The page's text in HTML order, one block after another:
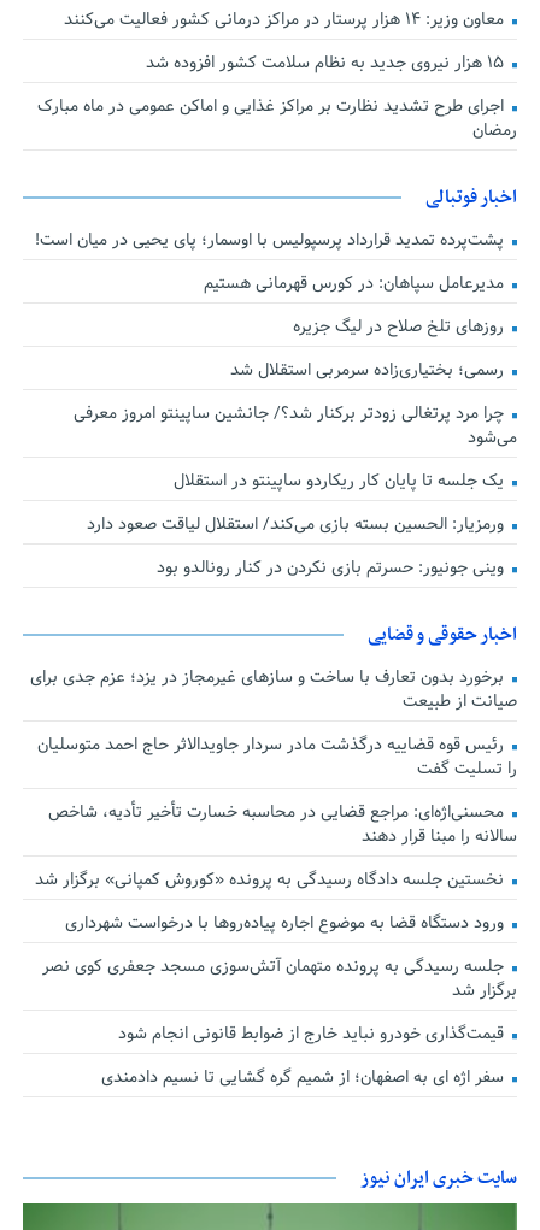
معاون وزیر: ۱۴ هزار پرستار در مراکز درمانی کشور فعالیت می‌کنند
۱۵ هزار نیروی جدید به نظام سلامت کشور افزوده شد
اجرای طرح تشدید نظارت بر مراکز غذایی و اماکن عمومی در ماه مبارک
رمضان
اخبار فوتبالی
پشت‌پرده تمدید قرارداد پرسپولیس با اوسمار؛ پای یحیی در میان است!
مدیرعامل سپاهان: در کورس قهرمانی هستیم
روزهای تلخ صلاح در لیگ جزیره
رسمی؛ بختیاری‌زاده سرمربی استقلال شد
چرا مرد پرتغالی زودتر برکنار شد؟/ جانشین ساپینتو امروز معرفی
می‌شود
یک جلسه تا پایان کار ریکاردو ساپینتو در استقلال
ورمزیار: الحسین بسته بازی می‌کند/ استقلال لیاقت صعود دارد
وینی جونیور: حسرتم بازی نکردن در کنار رونالدو بود
اخبار حقوقی و قضایی
برخورد بدون تعارف با ساخت‌ و سازهای غیرمجاز در یزد؛ عزم جدی برای
صیانت از طبیعت
رئیس قوه قضاییه درگذشت مادر سردار جاویدالاثر حاج احمد متوسلیان
را تسلیت گفت
محسنی‌اژه‌ای: مراجع قضایی در محاسبه خسارت تأخیر تأدیه، شاخص
سالانه را مبنا قرار دهند
نخستین جلسه دادگاه رسیدگی به پرونده «کوروش کمپانی» برگزار شد
ورود دستگاه قضا به موضوع اجاره پیاده‌روها با درخواست شهرداری
جلسه رسیدگی به پرونده متهمان آتش‌سوزی مسجد جعفری کوی نصر
برگزار شد
قیمت‌گذاری خودرو نباید خارج از ضوابط قانونی انجام شود
سفر اژه ای به اصفهان؛ از شمیم گره گشایی تا نسیم دادمندی
سایت خبری ایران نیوز